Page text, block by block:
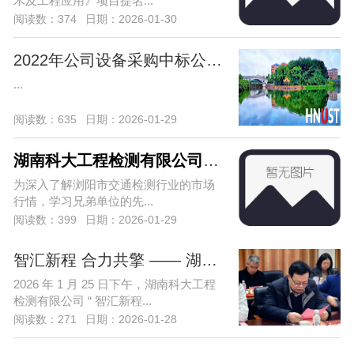
阅读数：374 日期：2026-01-30
2022年公司设备采购中标公告（项目编号：
...
阅读数：635 日期：2026-01-29
湖南科大工程检测有限公司赴浏阳市宏达
为深入了解浏阳市交通检测行业的市场
行情，学习兄弟单位的先...
阅读数：399 日期：2026-01-29
智汇新程 合力共擎 —— 湖南科大工程检
2026 年 1 月 25 日下午，湖南科大工程
检测有限公司 “ 智汇新程...
阅读数：271 日期：2026-01-28